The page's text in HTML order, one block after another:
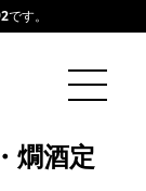
です。
燗酒定